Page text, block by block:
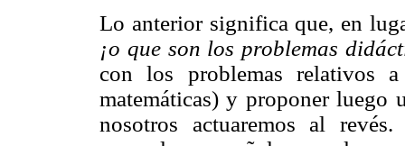
Lo anterior significa que, en
¡o que son los problemas
con los problemas relativos
matemáticas) y proponer luego
nosotros actuaremos al